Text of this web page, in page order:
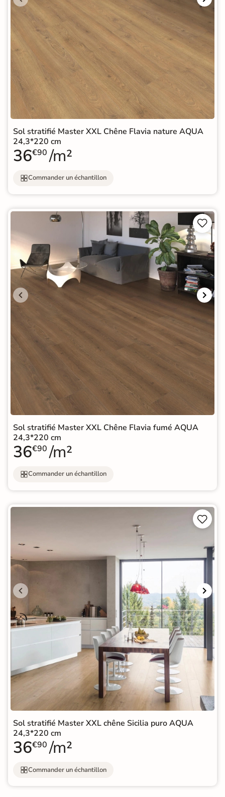
Sol stratifié Master XXL Chêne Flavia nature AQUA
24,3*220 cm
36€90 /m²
Commander un échantillon


Sol stratifié Master XXL Chêne Flavia fumé AQUA
24,3*220 cm
36€90 /m²
Commander un échantillon


Sol stratifié Master XXL chêne Sicilia puro AQUA
24,3*220 cm
36€90 /m²
Commander un échantillon